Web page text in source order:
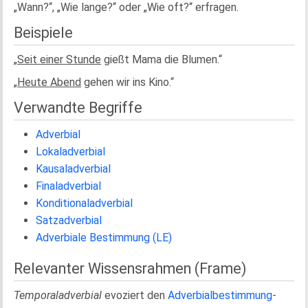
„Wann?“, „Wie lange?“ oder „Wie oft?“ erfragen.
Beispiele
„Seit einer Stunde gießt Mama die Blumen.“
„ Heute Abend gehen wir ins Kino.“
Verwandte Begriffe
Adverbial
Lokaladverbial
Kausaladverbial
Finaladverbial
Konditionaladverbial
Satzadverbial
Adverbiale Bestimmung (LE)
Relevanter Wissensrahmen (Frame)
Temporaladverbial evoziert den Adverbialbestimmung-